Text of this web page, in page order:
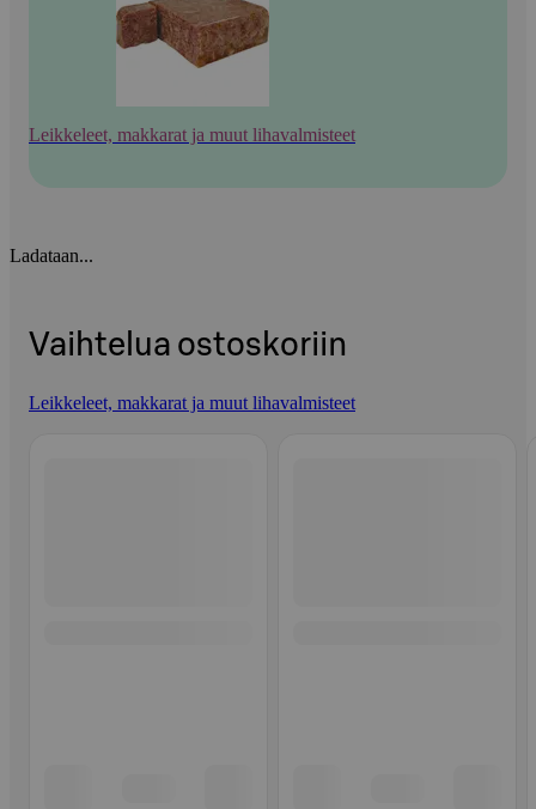
Leikkeleet, makkarat ja muut lihavalmisteet
Ladataan...
Vaihtelua ostoskoriin
Leikkeleet, makkarat ja muut lihavalmisteet